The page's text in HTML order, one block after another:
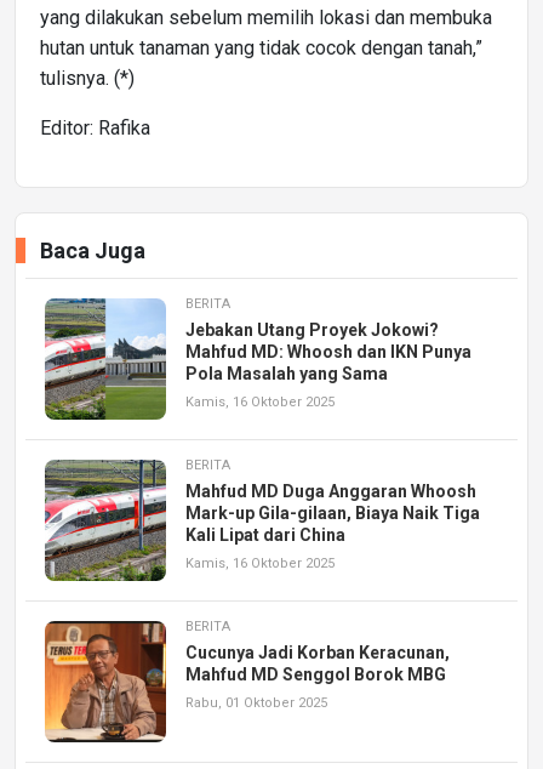
yang dilakukan sebelum memilih lokasi dan membuka
hutan untuk tanaman yang tidak cocok dengan tanah,”
tulisnya. (*)
Editor: Rafika
Baca Juga
BERITA
Jebakan Utang Proyek Jokowi?
Mahfud MD: Whoosh dan IKN Punya
Pola Masalah yang Sama
Kamis, 16 Oktober 2025
BERITA
Mahfud MD Duga Anggaran Whoosh
Mark-up Gila-gilaan, Biaya Naik Tiga
Kali Lipat dari China
Kamis, 16 Oktober 2025
BERITA
Cucunya Jadi Korban Keracunan,
Mahfud MD Senggol Borok MBG
Rabu, 01 Oktober 2025